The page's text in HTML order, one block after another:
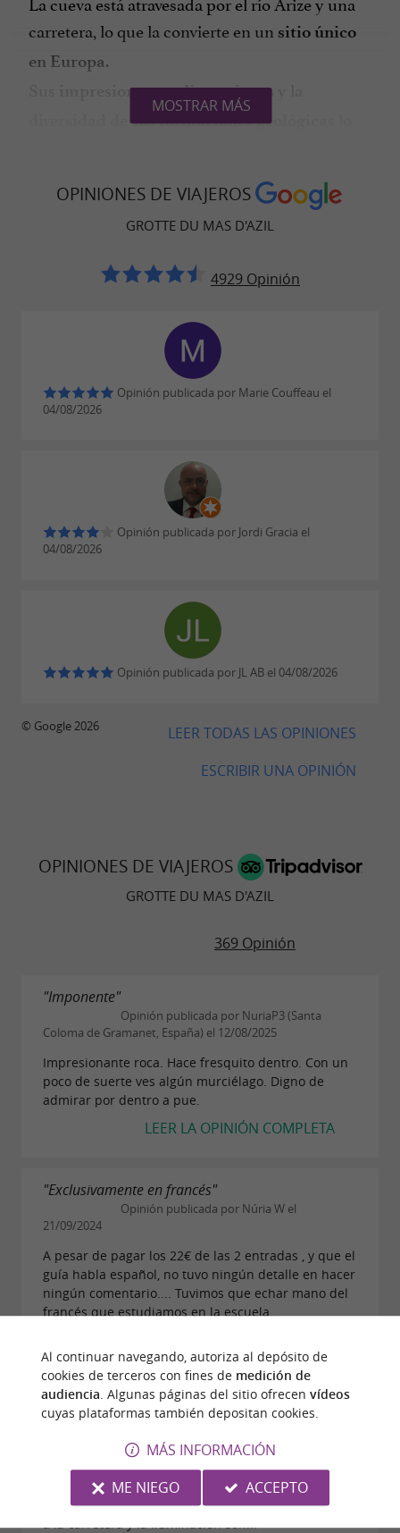
carretera, lo que la convierte en un sitio único
en Europa.
impresionantes dimensiones
diversidad de sus formaciones geológicas
UN LUGAR DE MEMORIA Y REFUGIO
a diferentes poblaciones,
especialmente a los cátaros y a los protestantes
durante las guerras de religión.
Su posición geográfica y formación geológica
PROTECCIÓN Y MEJORA
Histórico desde 1942, lo que da testimonio de
importancia patrimonial
del pueblo de Mas-d'Azil, permitedescubrir las
MOSTRAR MÁS
OPINIONES DE VIAJEROS
GROTTE DU MAS D'AZIL
4929 Opinión
Opinión publicada por Marie Couffeau el
04/08/2026
Opinión publicada por Jordi Gracia el
04/08/2026
Opinión publicada por JL AB el 04/08/2026
LEER TODAS LAS OPINIONES
ESCRIBIR UNA OPINIÓN
© Google 2026
OPINIONES DE VIAJEROS
GROTTE DU MAS D'AZIL
369 Opinión
"Imponente"
Opinión publicada por NuriaP3 (Santa
Coloma de Gramanet, España) el 12/08/2025
Impresionante roca. Hace fresquito dentro. Con un
poco de suerte ves algún murciélago. Digno de
admirar por dentro a pue.
LEER LA OPINIÓN COMPLETA
"Exclusivamente en francés"
Opinión publicada por Núria W el
21/09/2024
A pesar de pagar los 22€ de las 2 entradas , y que el
guía habla español, no tuvo ningún detalle en hacer
ningún comentario.... Tuvimos que echar mano del
francés que estudiamos en la escuela...
"Impresionante"
Opinión publicada por Àlex T (Pineda de
Impresionante! Yo la recorrí en moto, y las
sensaciones al entrar en la gruta son escalofriantes.
El frescor, el sonido del río que discurre en paralelo
a la carretera y la iluminación son...
Al continuar navegando, autoriza al depósito de
cookies de terceros con fines de medición de
audiencia . Algunas páginas del sitio ofrecen vídeos
cuyas plataformas también depositan cookies.
MÁS INFORMACIÓN
ME NIEGO
ACCEPTO